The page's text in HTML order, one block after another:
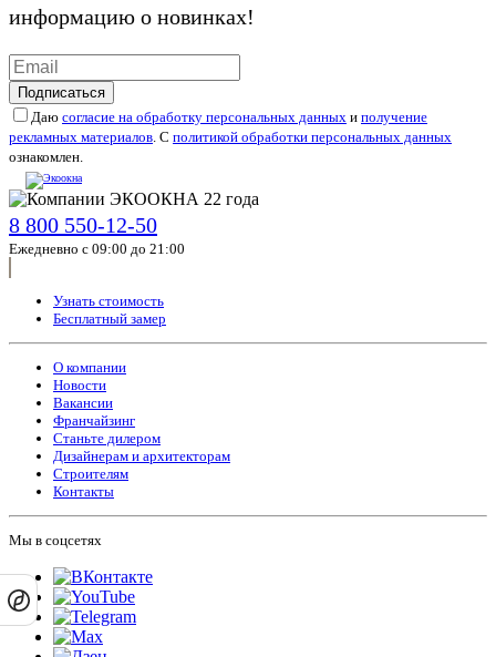
информацию о новинках!
Подписаться
Даю согласие на обработку персональных данных и получение
рекламных материалов. С политикой обработки персональных данных
ознакомлен.
8 800 550-12-50
Ежедневно с 09:00 до 21:00
Узнать стоимость
Бесплатный замер
О компании
Новости
Вакансии
Франчайзинг
Станьте дилером
Дизайнерам и архитекторам
Строителям
Контакты
Мы в соцсетях